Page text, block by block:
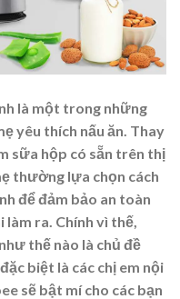
là một trong những
yêu thích nấu ăn. Thay
sữa hộp có sẵn trên thị
thường lựa chọn cách
để đảm bảo an toàn
ra. Chính vì thế,
thế nào là chủ đề
biệt là các chị em nội
sẽ bật mí cho các bạn